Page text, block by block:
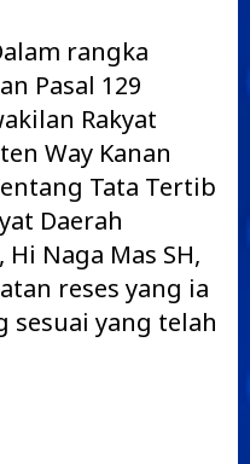
rangka
Pasal 129
Rakyat
Way Kanan
Tata Tertib
Daerah
Naga Mas SH,
reses yang ia
sesuai yang telah